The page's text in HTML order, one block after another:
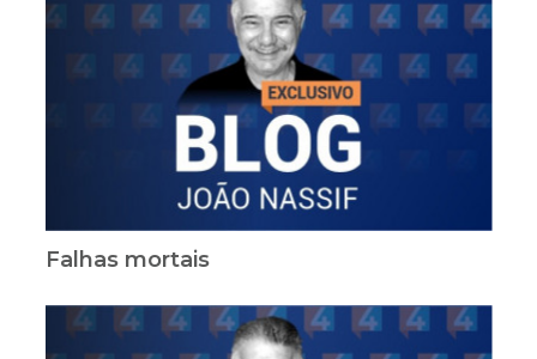
Falhas mortais